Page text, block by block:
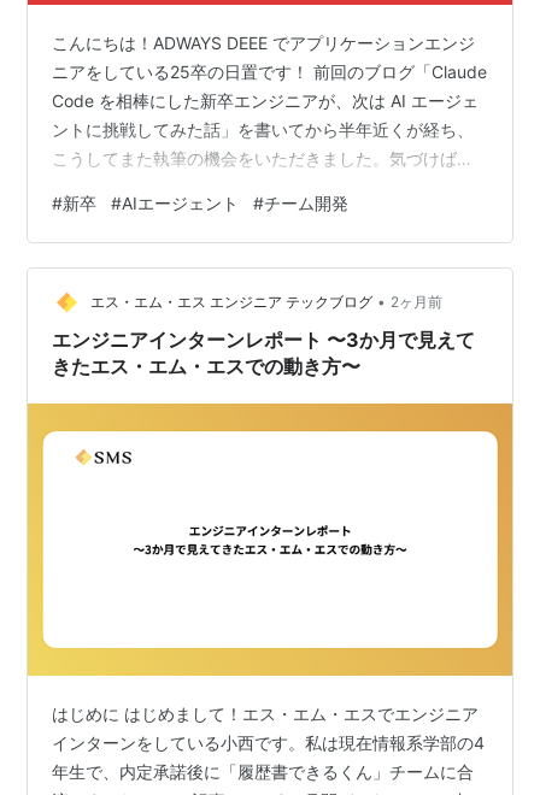
こんにちは！ADWAYS DEEE でアプリケーションエンジ
ニアをしている25卒の日置です！ 前回のブログ「Claude
Code を相棒にした新卒エンジニアが、次は AI エージェ
ントに挑戦してみた話」を書いてから半年近くが経ち、
こうしてまた執筆の機会をいただきました。気づけば社
目」と呼ばれる立場になっていることに、時の流れの速
さを実感しています。 今回は技術的な内容から少し離れ
て、私が入社してから1年と少しの間で経験した、ちょっ
と変わったお話を書いていこうと思います。テーマは
「プロダクトチームでエンジニアが新卒1人で開発を回し
た話」。あ…
#新卒 #AIエージェント #チーム開発
エス・エム・エス エンジニア テックブログ • 2ヶ月前
エンジニアインターンレポート 〜3か月で見えて
きたエス・エム・エスでの動き方〜
はじめに はじめまして！エス・エム・エスでエンジニア
インターンをしている小西です。私は現在情報系学部の4
年生で、内定承諾後に「履歴書できるくん」チームに合